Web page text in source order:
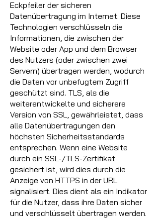
Eckpfeiler der sicheren
Datenübertragung im Internet. Diese
Technologien verschlüsseln die
Informationen, die zwischen der
Website oder App und dem Browser
des Nutzers (oder zwischen zwei
Servern) übertragen werden, wodurch
die Daten vor unbefugtem Zugriff
geschützt sind. TLS, als die
weiterentwickelte und sicherere
Version von SSL, gewährleistet, dass
alle Datenübertragungen den
höchsten Sicherheitsstandards
entsprechen. Wenn eine Website
durch ein SSL-/TLS-Zertifikat
gesichert ist, wird dies durch die
Anzeige von HTTPS in der URL
signalisiert. Dies dient als ein Indikator
für die Nutzer, dass ihre Daten sicher
und verschlüsselt übertragen werden.